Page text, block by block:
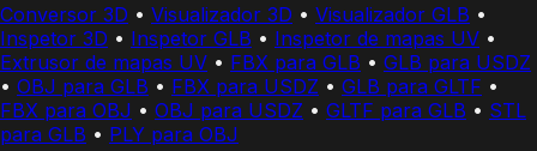
Conversor 3D • Visualizador 3D • Visualizador GLB •
Inspetor 3D • Inspetor GLB • Inspetor de mapas UV •
Extrusor de mapas UV • FBX para GLB • GLB para USDZ
• OBJ para GLB • FBX para USDZ • GLB para GLTF •
FBX para OBJ • OBJ para USDZ • GLTF para GLB • STL
para GLB • PLY para OBJ